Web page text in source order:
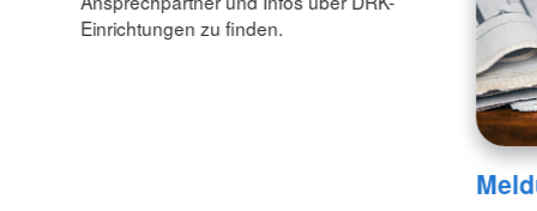
Einrichtungen zu finden.